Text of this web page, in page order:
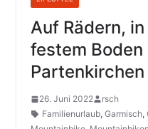
Auf Rädern,
festem
Partenkirchen
26. Juni 2022
rsch
Familienurlaub, Garmisch,